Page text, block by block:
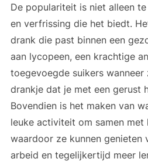
De populariteit is niet alleen
en verfrissing die het biedt.
drank die past binnen een
aan lycopeen, een krachtige
toegevoegde suikers
drankje dat je met een gerust
Bovendien is het maken van
leuke activiteit om samen met
waardoor ze kunnen genieten
arbeid en tegelijkertijd meer